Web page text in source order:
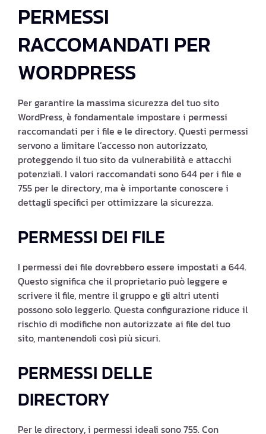
PERMESSI
RACCOMANDATI PER
WORDPRESS
Per garantire la massima sicurezza del tuo sito
WordPress, è fondamentale impostare i permessi
raccomandati per i file e le directory. Questi permessi
servono a limitare l’accesso non autorizzato,
proteggendo il tuo sito da vulnerabilità e attacchi
potenziali. I valori raccomandati sono 644 per i file e
755 per le directory, ma è importante conoscere i
dettagli specifici per ottimizzare la sicurezza.
PERMESSI DEI FILE
I permessi dei file dovrebbero essere impostati a 644.
Questo significa che il proprietario può leggere e
scrivere il file, mentre il gruppo e gli altri utenti
possono solo leggerlo. Questa configurazione riduce il
rischio di modifiche non autorizzate ai file del tuo
sito, mantenendoli così più sicuri.
PERMESSI DELLE
DIRECTORY
Per le directory, i permessi ideali sono 755. Con